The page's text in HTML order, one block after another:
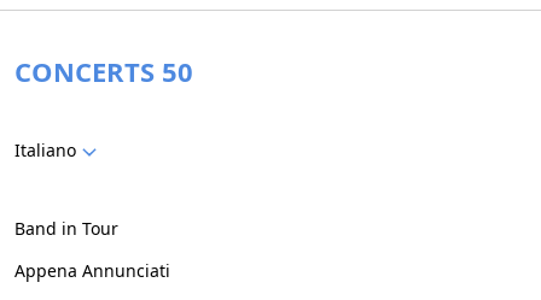
Emirati Arabi Uniti
Indonesia
Croazia (54)
CONCERTS 50
Italiano
Band in Tour
Appena Annunciati